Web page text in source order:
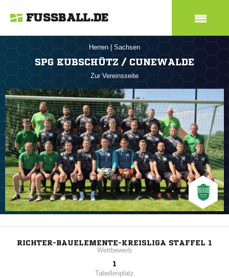
FUSSBALL.DE
Herren Sachsen
SPG KUBSCHÜTZ / CUNEWALDE
Zur Vereinsseite
RICHTER-BAUELEMENTE-KREISLIGA STAFFEL 1
Wettbewerb
1
Tabellenplatz